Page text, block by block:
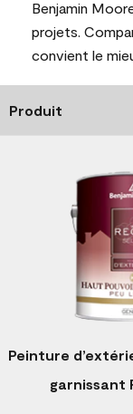
Benjamin
projets.
convient le
Produit
Peinture
garnissant